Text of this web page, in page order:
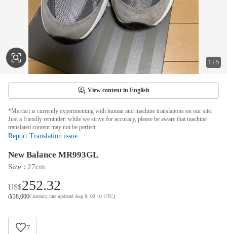
1 /5
View content in English
*Mercari is currently experimenting with human and machine translations on our site.
Just a friendly reminder: while we strive for accuracy, please be aware that machine
translated content may not be perfect.
Report Translation issue
New Balance MR993GL
Size : 27cm
US$252.32
(¥38,000Currency rate updated Aug 8, 02:10 UTC)
7